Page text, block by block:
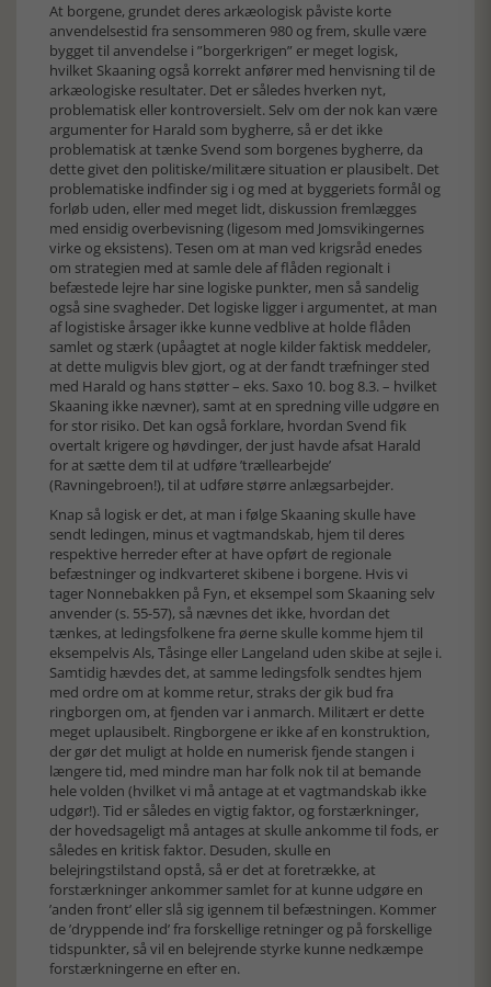
At borgene, grundet deres arkæologisk påviste korte
anvendelsestid fra sensommeren 980 og frem, skulle være
bygget til anvendelse i ”borgerkrigen” er meget logisk,
hvilket Skaaning også korrekt anfører med henvisning til de
arkæologiske resultater. Det er således hverken nyt,
problematisk eller kontroversielt. Selv om der nok kan være
argumenter for Harald som bygherre, så er det ikke
problematisk at tænke Svend som borgenes bygherre, da
dette givet den politiske/militære situation er plausibelt. Det
problematiske indfinder sig i og med at byggeriets formål og
forløb uden, eller med meget lidt, diskussion fremlægges
med ensidig overbevisning (ligesom med Jomsvikingernes
virke og eksistens). Tesen om at man ved krigsråd enedes
om strategien med at samle dele af flåden regionalt i
befæstede lejre har sine logiske punkter, men så sandelig
også sine svagheder. Det logiske ligger i argumentet, at man
af logistiske årsager ikke kunne vedblive at holde flåden
samlet og stærk (upåagtet at nogle kilder faktisk meddeler,
at dette muligvis blev gjort, og at der fandt træfninger sted
med Harald og hans støtter – eks. Saxo 10. bog 8.3. – hvilket
Skaaning ikke nævner), samt at en spredning ville udgøre en
for stor risiko. Det kan også forklare, hvordan Svend fik
overtalt krigere og høvdinger, der just havde afsat Harald
for at sætte dem til at udføre ’trællearbejde’
(Ravningebroen!), til at udføre større anlægsarbejder.
Knap så logisk er det, at man i følge Skaaning skulle have
sendt ledingen, minus et vagtmandskab, hjem til deres
respektive herreder efter at have opført de regionale
befæstninger og indkvarteret skibene i borgene. Hvis vi
tager Nonnebakken på Fyn, et eksempel som Skaaning selv
anvender (s. 55-57), så nævnes det ikke, hvordan det
tænkes, at ledingsfolkene fra øerne skulle komme hjem til
eksempelvis Als, Tåsinge eller Langeland uden skibe at sejle i.
Samtidig hævdes det, at samme ledingsfolk sendtes hjem
med ordre om at komme retur, straks der gik bud fra
ringborgen om, at fjenden var i anmarch. Militært er dette
meget uplausibelt. Ringborgene er ikke af en konstruktion,
der gør det muligt at holde en numerisk fjende stangen i
længere tid, med mindre man har folk nok til at bemande
hele volden (hvilket vi må antage at et vagtmandskab ikke
udgør!). Tid er således en vigtig faktor, og forstærkninger,
der hovedsageligt må antages at skulle ankomme til fods, er
således en kritisk faktor. Desuden, skulle en
belejringstilstand opstå, så er det at foretrække, at
forstærkninger ankommer samlet for at kunne udgøre en
’anden front’ eller slå sig igennem til befæstningen. Kommer
de ’dryppende ind’ fra forskellige retninger og på forskellige
tidspunkter, så vil en belejrende styrke kunne nedkæmpe
forstærkningerne en efter en.